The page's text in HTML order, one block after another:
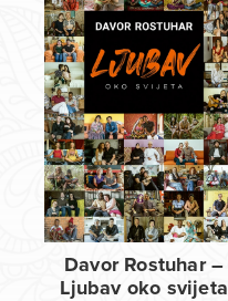
Davor Rostuhar –
Ljubav oko svijeta